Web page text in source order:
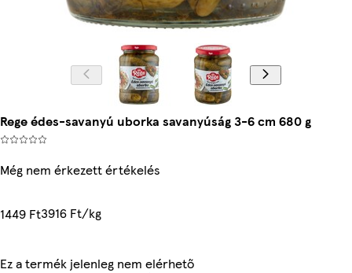
Rege édes-savanyú uborka savanyúság 3-6 cm 680 g
Még nem érkezett értékelés
1449 Ft3916 Ft/kg
Ez a termék jelenleg nem elérhető